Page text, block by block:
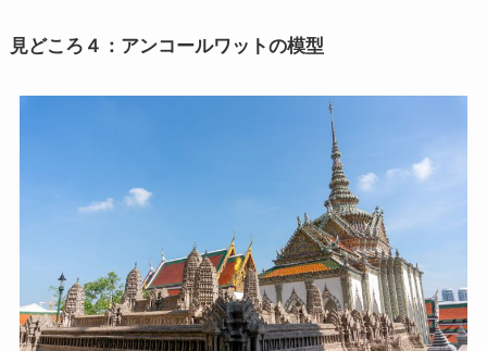
見どころ４：アンコールワットの模型